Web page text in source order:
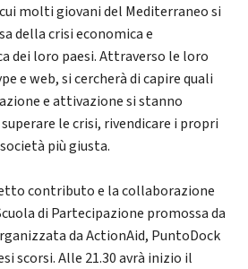
molti giovani del Mediterraneo si
della crisi economica e
dei loro paesi. Attraverso le loro
e web, si cercherà di capire quali
e attivazione si stanno
le crisi, rivendicare i propri
più giusta.
contributo e la collaborazione
di Partecipazione promossa da
da ActionAid, PuntoDock
scorsi. Alle 21.30 avrà inizio il